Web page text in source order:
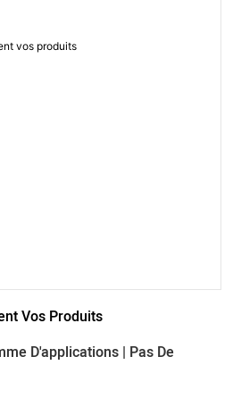
Vos Produits
D'applications | Pas De